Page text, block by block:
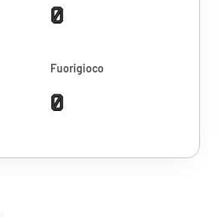
0
Fuorigioco
0